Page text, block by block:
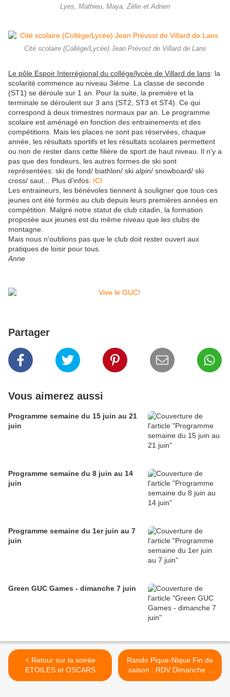
Lyes, Mathieu, Maya, Zélie et Adrien
Cité scolaire (Collége/Lycée) Jean Prévost de Villard de Lans
Le pôle Espoir Interrégional du collége/lycée de Villard de lans: la
scolarité commence au niveau 3iéme. La classe de seconde
(ST1) se déroule sur 1 an. Pour la suite, la première et la
terminale se déroulent sur 3 ans (ST2, ST3 et ST4). Ce qui
correspond à deux trimestres normaux par an. Le programme
scolaire est aménagé en fonction des entrainements et des
compétitions. Mais les places ne sont pas réservées, chaque
année, les résultats sportifs et les résultats scolaires permettent
ou non de rester dans cette filière de sport de haut niveau. Il n'y a
pas que des fondeurs, les autres formes de ski sont
représentées: ski de fond/ biathlon/ ski alpin/ snowboard/ ski
cross/ saut... Plus d'infos: ICI
Les entraineurs, les bénévoles tiennent à souligner que tous ces
jeunes ont été formés au club depuis leurs premières années en
compétition. Malgré notre statut de club citadin, la formation
proposée aux jeunes est du même niveau que les clubs de
montagne.
Mais nous n'oublions pas que le club doit rester ouvert aux
pratiques de loisir pour tous.
Anne
Partager
Vous aimerez aussi
Programme semaine du 15 juin au 21
juin
Programme semaine du 8 juin au 14
juin
Programme semaine du 1er juin au 7
juin
Green GUC Games - dimanche 7 juin
< Retour sur la soirée
ETOILES et OSCARS
Rando Pique-Nique Fin de
saison : RDV Dimanche 3
juillet >